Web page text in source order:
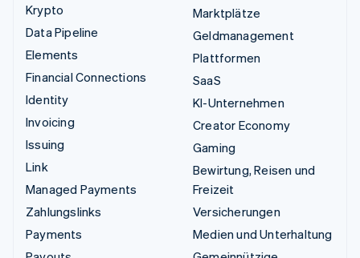
Krypto
Data Pipeline
Elements
Financial Connections
Identity
Invoicing
Issuing
Link
Managed Payments
Zahlungslinks
Payments
Marktplätze
Geldmanagement
Plattformen
SaaS
KI-Unternehmen
Creator Economy
Gaming
Bewirtung, Reisen und
Freizeit
Versicherungen
Medien und Unterhaltung